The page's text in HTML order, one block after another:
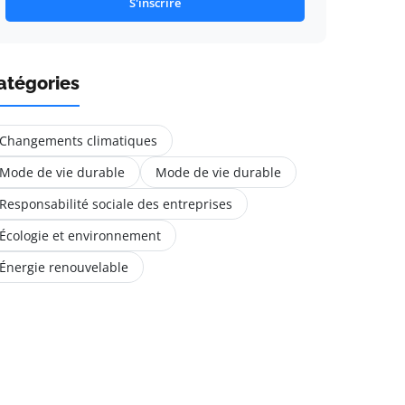
climatiques
de vie durable
Mode de vie durable
sociale des entreprises
et environnement
renouvelable